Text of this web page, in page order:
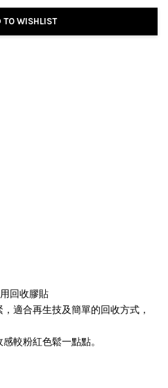
TO WISHLIST
回收膠貼
適合再生技及簡單的回收方式，
較粉紅色鬆一點點。